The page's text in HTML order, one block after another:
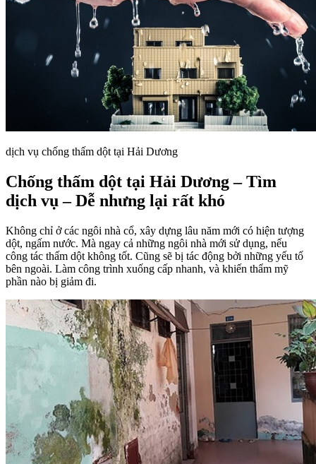
dịch vụ chống thấm dột tại Hải Dương
Chống thấm dột tại Hải Dương – Tìm
dịch vụ – Dễ nhưng lại rất khó
Không chỉ ở các ngôi nhà cổ, xây dựng lâu năm mới có hiện tượng
dột, ngấm nước. Mà ngay cả những ngôi nhà mới sử dụng, nếu
công tác thấm dột không tốt. Cũng sẽ bị tác động bởi những yếu tố
bên ngoài. Làm công trình xuống cấp nhanh, và khiến thẩm mỹ
phần nào bị giảm đi.